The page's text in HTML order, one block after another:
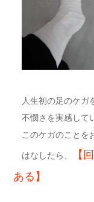
人生初の足のケガ
不憫さを実感して
このケガのことを
はなしたら、
【
ある】